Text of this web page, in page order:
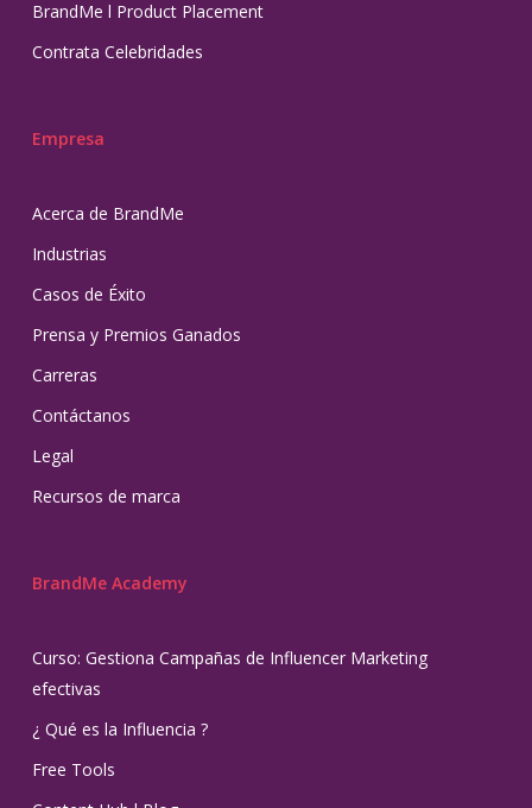
BrandMe l Product Placement
Contrata Celebridades
Empresa
Acerca de BrandMe
Industrias
Casos de Éxito
Prensa y Premios Ganados
Carreras
Contáctanos
Legal
Recursos de marca
BrandMe Academy
Curso: Gestiona Campañas de Influencer Marketing
efectivas
¿ Qué es la Influencia ?
Free Tools